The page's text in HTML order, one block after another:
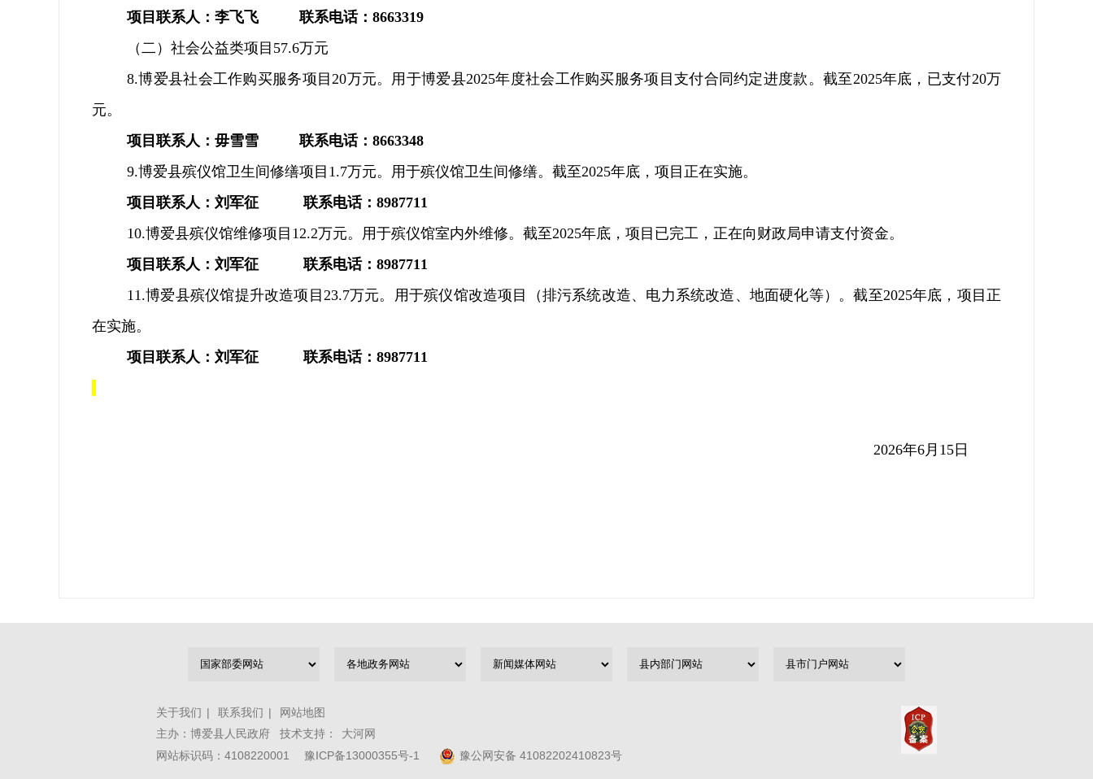
项目联系人：李飞飞
联系电话： 8663319
（二）社会公益类项目 57.6万元
8.博爱县社会工作购买服务项目20万元。用于博爱县2025年度社会工作购买服务项目支付合同约定进度款。截至2025年底，已支付20万
元。
项目联系人：毋雪雪
联系电话： 8663348
9.博爱县殡仪馆卫生间修缮项目 1.7万元。用于殡仪馆卫生间修缮。截至2025年底，项目 正在实施。
项目联系人：刘军征
联系电话： 8987711
10.博爱县殡仪馆维修项目 12.2万元。用于殡仪馆室内外维修。截至2025年底，项目已完工，正在向财政局申请支付资金。
项目联系人：刘军征
联系电话： 8987711
11.博爱县殡仪馆提升改造项目 23.7万元。用于殡仪馆改造项目（排污系统改造、电力系统改造、地面硬化等）。截至2025年底，项目正
在实施。
项目联系人：刘军征
联系电话： 8987711
2026年6月 15 日
关于我们 | 联系我们 |
网站地图
主办：博爱县人民政府 技术支持：
大河网
网站标识码：4108220001
豫ICP备13000355号-1 豫公网安备 41082202410823号